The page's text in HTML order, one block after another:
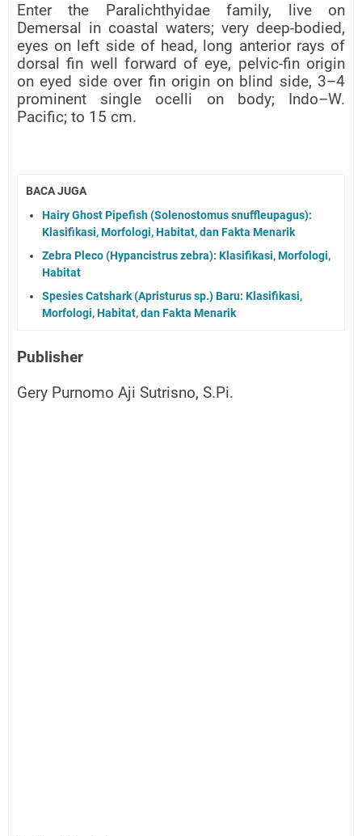
Enter the Paralichthyidae family, live on
Demersal in coastal waters; very deep-bodied,
eyes on left side of head, long anterior rays of
dorsal fin well forward of eye, pelvic-fin origin
on eyed side over fin origin on blind side, 3–4
prominent single ocelli on body; Indo–W.
Pacific; to 15 cm.
BACA JUGA
Hairy Ghost Pipefish (Solenostomus snuffleupagus):
Klasifikasi, Morfologi, Habitat, dan Fakta Menarik
Zebra Pleco (Hypancistrus zebra): Klasifikasi, Morfologi,
Habitat
Spesies Catshark (Apristurus sp.) Baru: Klasifikasi,
Morfologi, Habitat, dan Fakta Menarik
Publisher
Gery Purnomo Aji Sutrisno, S.Pi.